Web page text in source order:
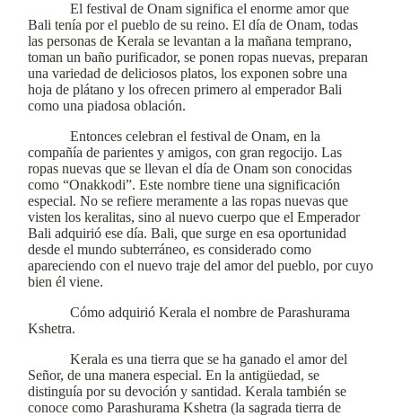
El festival de Onam significa el enorme amor que
Bali tenía por el pueblo de su reino. El día de Onam, todas
las personas de Kerala se levantan a la mañana temprano,
toman un baño purificador, se ponen ropas nuevas, preparan
una variedad de deliciosos platos, los exponen sobre una
hoja de plátano y los ofrecen primero al emperador Bali
como una piadosa oblación.
Entonces celebran el festival de Onam, en la
compañía de parientes y amigos, con gran regocijo. Las
ropas nuevas que se llevan el día de Onam son conocidas
como “Onakkodi”. Este nombre tiene una significación
especial. No se refiere meramente a las ropas nuevas que
visten los keralitas, sino al nuevo cuerpo que el Emperador
Bali adquirió ese día. Bali, que surge en esa oportunidad
desde el mundo subterráneo, es considerado como
apareciendo con el nuevo traje del amor del pueblo, por cuyo
bien él viene.
Cómo adquirió Kerala el nombre de Parashurama
Kshetra.
Kerala es una tierra que se ha ganado el amor del
Señor, de una manera especial. En la antigüedad, se
distinguía por su devoción y santidad. Kerala también se
conoce como Parashurama Kshetra (la sagrada tierra de